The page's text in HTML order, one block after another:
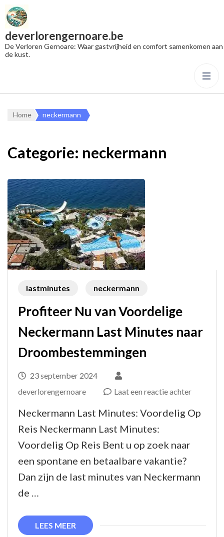
deverlorengernoare.be
De Verloren Gernoare: Waar gastvrijheid en comfort samenkomen aan
de kust.
Home neckermann
Categorie: neckermann
lastminutes neckermann
Profiteer Nu van Voordelige
Neckermann Last Minutes naar
Droombestemmingen
23 september 2024
deverlorengernoare
Laat een reactie achterop
Neckermann Last Minutes: Voordelig Op
Reis Neckermann Last Minutes:
Voordelig Op Reis Bent u op zoek naar
een spontane en betaalbare vakantie?
Dan zijn de last minutes van Neckermann
de …
LEES MEER